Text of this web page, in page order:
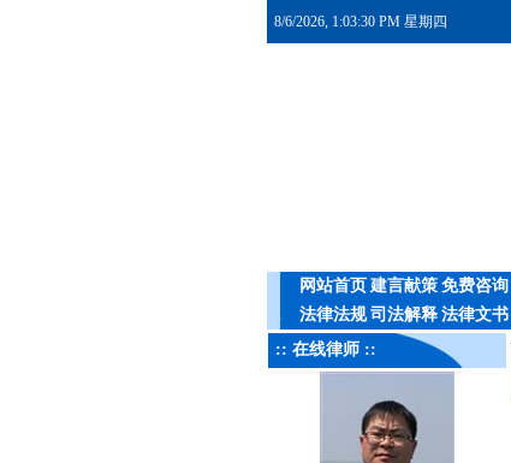
8/6/2026, 1:03:30 PM 星期四
网站首页 建言献策 免费咨询
法律法规 司法解释 法律文书
:: 在线律师 ::